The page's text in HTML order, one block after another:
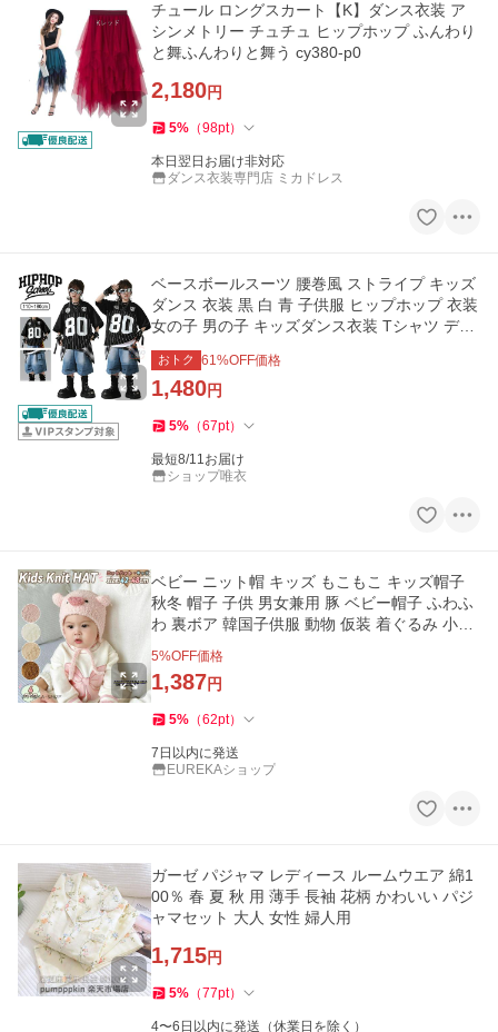
チュール ロングスカート【K】ダンス衣装 ア
シンメトリー チュチュ ヒップホップ ふんわり
と舞ふんわりと舞う cy380-p0
2,180円
5% （98pt）
本日翌日お届け非対応
ダンス衣装専門店 ミカドレス
ベースボールスーツ 腰巻風 ストライプ キッズ
ダンス 衣装 黒 白 青 子供服 ヒップホップ 衣装
女の子 男の子 キッズダンス衣装 Tシャツ デニ
ムパンツ 子ども服
おトク 61%OFF価格
1,480円
5% （67pt）
最短8/11お届け
ショップ唯衣
ベビー ニット帽 キッズ もこもこ キッズ帽子
秋冬 帽子 子供 男女兼用 豚 ベビー帽子 ふわふ
わ 裏ボア 韓国子供服 動物 仮装 着ぐるみ 小学
5%OFF価格
1,387円
5% （62pt）
7日以内に発送
EUREKAショップ
ガーゼ パジャマ レディース ルームウエア 綿1
00％ 春 夏 秋 用 薄手 長袖 花柄 かわいい パジ
ャマセット 大人 女性 婦人用
1,715円
5% （77pt）
4〜6日以内に発送（休業日を除く）